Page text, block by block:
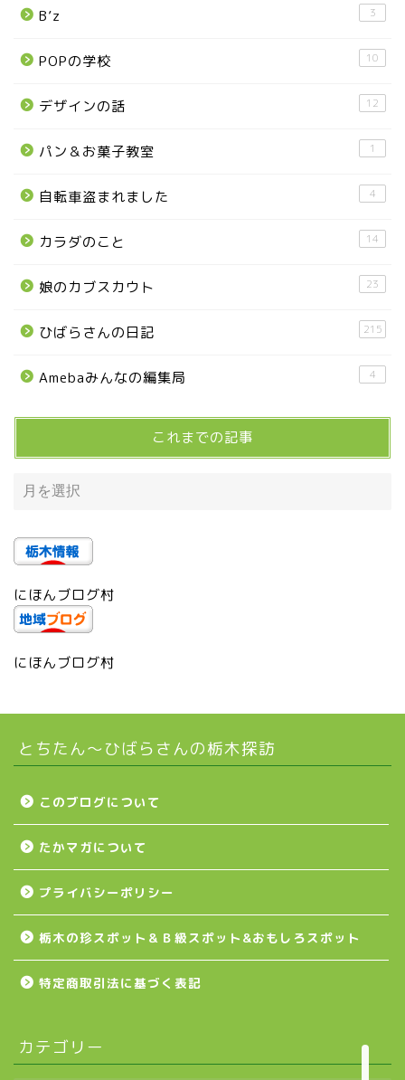
B’z 3
POPの学校 10
デザインの話 12
パン＆お菓子教室 1
自転車盗まれました 4
カラダのこと 14
娘のカブスカウト 23
ひばらさんの日記 215
Amebaみんなの編集局 4
これまでの記事
にほんブログ村
にほんブログ村
とちたん〜ひばらさんの栃木探訪
このブログについて
たかマガについて
プライバシーポリシー
栃木の珍スポット＆Ｂ級スポット&おもしろスポット
特定商取引法に基づく表記
カテゴリー
宇都宮の震災後の様子